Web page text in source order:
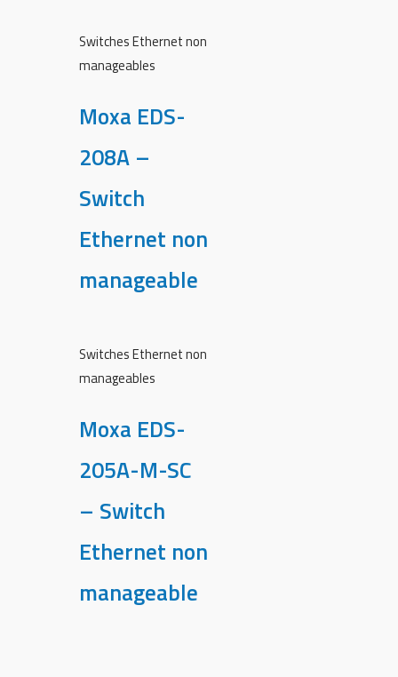
Switches Ethernet non
manageables
Moxa EDS-
208A –
Switch
Ethernet non
manageable
Switches Ethernet non
manageables
Moxa EDS-
205A-M-SC
– Switch
Ethernet non
manageable